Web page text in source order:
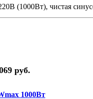
(1000Вт), чистая
руб.
1000Вт